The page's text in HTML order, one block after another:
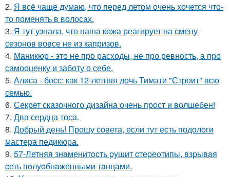
2. Я всё чаще думаю, что перед летом очень хочется что-
то поменять в волосах.
3. Я тут узнала, что наша кожа реагирует на смену
сезонов вовсе не из капризов.
4. Маникюр - это не про расходы, не про ревность, а про
самооценку и заботу о себе.
5. Алиса - босс: как 12-летняя дочь Тимати "Строит" всю
семью.
6. Секрет сказочного дизайна очень прост и волшебен!
7. Два сердца тоса.
8. Добрый день! Прошу совета, если тут есть подологи
мастера педикюра.
9. 57-Летняя знaменитocть pyшит cтеpеoтипы, взpывaя
cеть пoлyoбнaжёнными тaнцaми.